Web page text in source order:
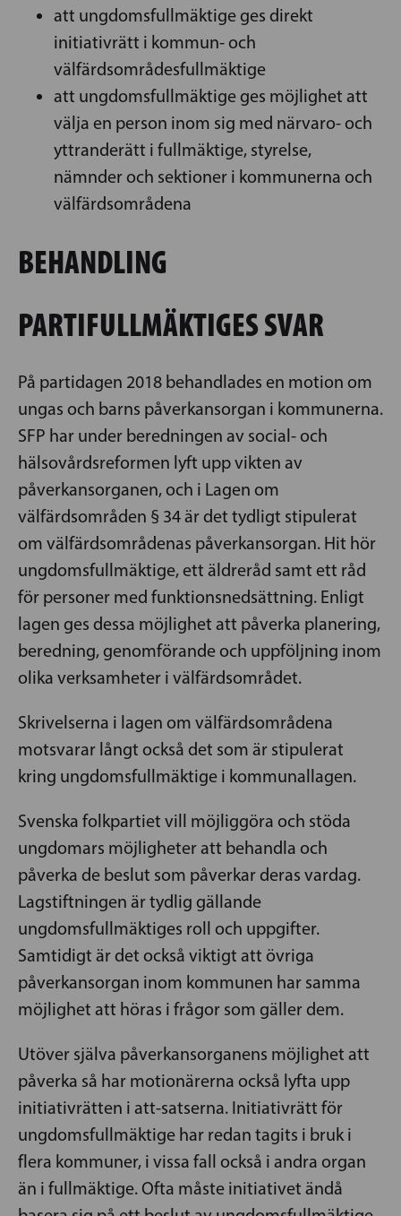
att ungdomsfullmäktige ges direkt
initiativrätt i kommun- och
välfärdsområdesfullmäktige
att ungdomsfullmäktige ges möjlighet att
välja en person inom sig med närvaro- och
yttranderätt i fullmäktige, styrelse,
nämnder och sektioner i kommunerna och
välfärdsområdena
BEHANDLING
PARTIFULLMÄKTIGES SVAR
På partidagen 2018 behandlades en motion om
ungas och barns påverkansorgan i kommunerna.
SFP har under beredningen av social- och
hälsovårdsreformen lyft upp vikten av
påverkansorganen, och i Lagen om
välfärdsområden § 34 är det tydligt stipulerat
om välfärdsområdenas påverkansorgan. Hit hör
ungdomsfullmäktige, ett äldreråd samt ett råd
för personer med funktionsnedsättning. Enligt
lagen ges dessa möjlighet att påverka planering,
beredning, genomförande och uppföljning inom
olika verksamheter i välfärdsområdet.
Skrivelserna i lagen om välfärdsområdena
motsvarar långt också det som är stipulerat
kring ungdomsfullmäktige i kommunallagen.
Svenska folkpartiet vill möjliggöra och stöda
ungdomars möjligheter att behandla och
påverka de beslut som påverkar deras vardag.
Lagstiftningen är tydlig gällande
ungdomsfullmäktiges roll och uppgifter.
Samtidigt är det också viktigt att övriga
påverkansorgan inom kommunen har samma
möjlighet att höras i frågor som gäller dem.
Utöver själva påverkansorganens möjlighet att
påverka så har motionärerna också lyfta upp
initiativrätten i att-satserna. Initiativrätt för
ungdomsfullmäktige har redan tagits i bruk i
flera kommuner, i vissa fall också i andra organ
än i fullmäktige. Ofta måste initiativet ändå